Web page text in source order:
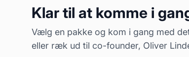
Klar til at komme i
Vælg en pakke og kom i gang med
eller ræk ud til co-founder, Oliver